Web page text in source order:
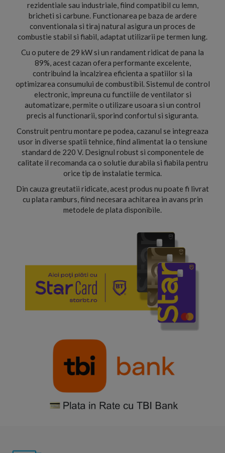
rezidentiale sau industriale, fiind compatibil cu lemn,
bricheti si carbune. Functionarea pe baza de ardere
conventionala si tiraj natural asigura un proces de
combustie stabil si fiabil, adaptat utilizarii pe termen lung.
Cu o putere de 29 kW si un randament ridicat de pana la
89%, acest cazan ofera performante excelente,
contribuind la incalzirea eficienta a spatiilor si la
optimizarea consumului de combustibil. Sistemul de control
electronic, impreuna cu functiile de ventilator si
automatizare, permite o utilizare usoara si un control
precis al functionarii, sporind confortul si siguranta.
Construit pentru montare pe podea, cazanul se integreaza
usor in diverse spatii tehnice, fiind alimentat la o tensiune
standard de 220 V. Designul robust si componentele de
calitate il recomanda ca o solutie durabila si fiabila pentru
orice tip de instalatie termica.
Din cauza greutatii ridicate, acest produs nu poate fi livrat
cu plata ramburs, fiind necesara achitarea in avans prin
metodele de plata disponibile.